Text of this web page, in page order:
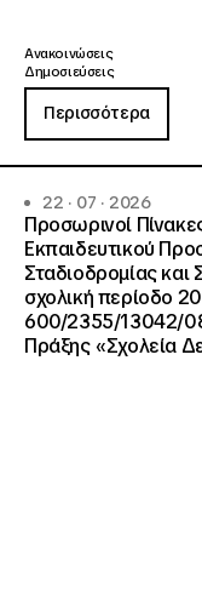
Ανακοινώσεις
Δημοσιεύσεις
Περισσότερα
22 · 07 · 2026
Προσωρινοί
Εκπαιδευτικού
Σταδιοδρομίας
σχολική περίοδο
600/2355/13042/
Πράξης «Σχολεία